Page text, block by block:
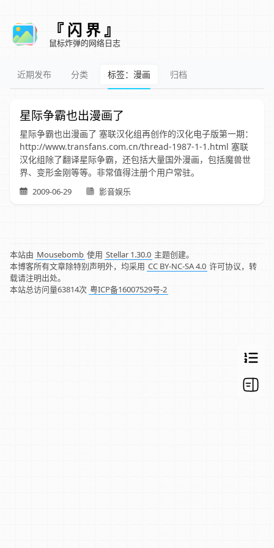
『 闪 界 』
鼠标炸弹的网络日志
近期发布 分类 标签：漫画 归档
星际争霸也出漫画了
星际争霸也出漫画了 塞联汉化组再创作的汉化电子版第一期：
http://www.transfans.com.cn/thread-1987-1-1.html 塞联
汉化组除了翻译星际争霸，还包括大量国外漫画，包括魔兽世
界、变形金刚等等。非常值得注册个用户常驻。
2009-06-29 影音娱乐
本站由 Mousebomb 使用 Stellar 1.30.0 主题创建。
本博客所有文章除特别声明外，均采用 CC BY-NC-SA 4.0 许可协议，转
载请注明出处。
本站总访问量63814次 粤ICP备16007529号-2